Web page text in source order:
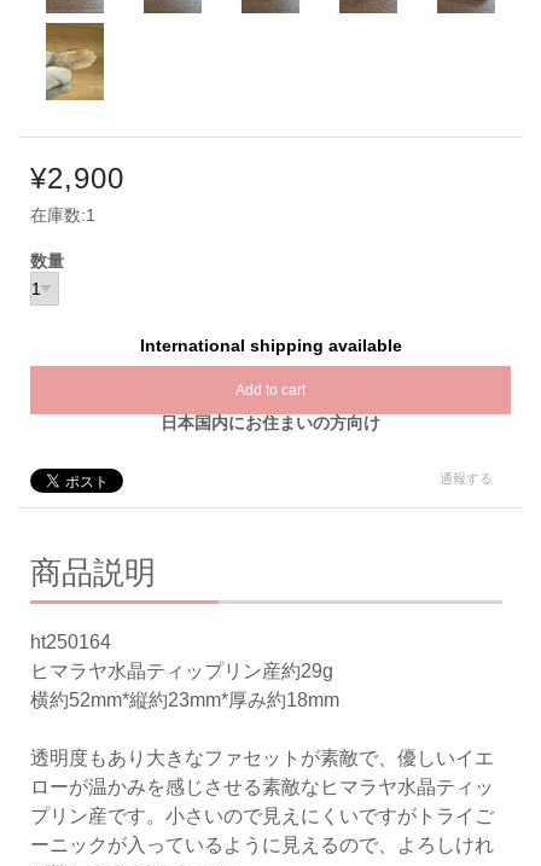
¥2,900
在庫数:1
数量
International shipping available
Add to cart
日本国内にお住まいの方向け
通報する
商品説明
ht250164
ヒマラヤ水晶ティップリン産約29g
横約52mm*縦約23mm*厚み約18mm
透明度もあり大きなファセットが素敵で、優しいイエ
ローが温かみを感じさせる素敵なヒマラヤ水晶ティッ
プリン産です。小さいので見えにくいですがトライご
ーニックが入っているように見えるので、よろしけれ